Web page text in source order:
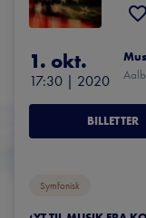
1. okt.
17:30 | 2020
BILLETTER
Symfonisk